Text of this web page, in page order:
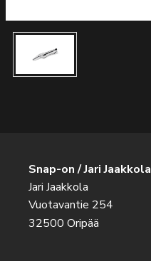
Snap-on / Jari Jaakkola
Jari Jaakkola
Vuotavantie 254
32500 Oripää